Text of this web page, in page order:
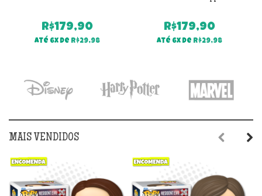
R$179,90
Até 6x de R$29,98
R$179,90
Até 6x de R$29,98
MAIS VENDIDOS